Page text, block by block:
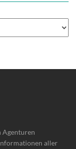
Agenturen
aller